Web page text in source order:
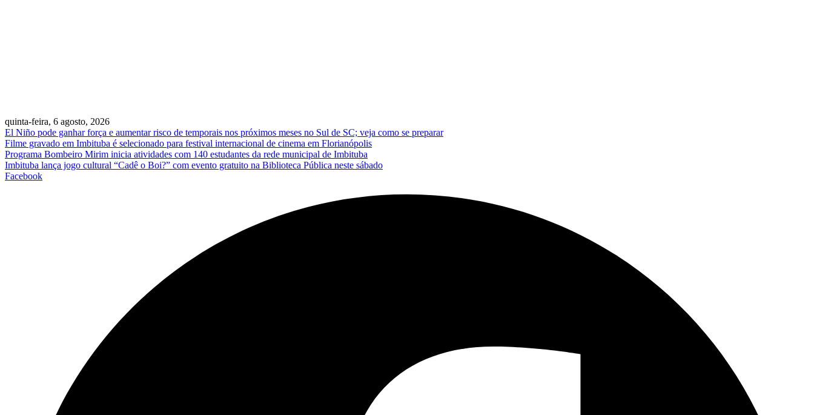
quinta-feira, 6 agosto, 2026
El Niño pode ganhar força e aumentar risco de temporais nos próximos meses no Sul de SC; veja como se preparar
Filme gravado em Imbituba é selecionado para festival internacional de cinema em Florianópolis
Programa Bombeiro Mirim inicia atividades com 140 estudantes da rede municipal de Imbituba
Imbituba lança jogo cultural “Cadê o Boi?” com evento gratuito na Biblioteca Pública neste sábado
Facebook